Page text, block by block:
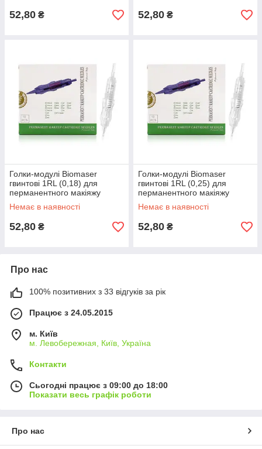
52,80 ₴ 52,80 ₴
Голки-модулі Biomaser
гвинтові 1RL (0,18) для
перманентного макіяжу
Немає в наявності
52,80 ₴
Голки-модулі Biomaser
гвинтові 1RL (0,25) для
перманентного макіяжу
Немає в наявності
52,80 ₴
Про нас
100% позитивних з 33 відгуків за рік
Працює з 24.05.2015
м. Київ
м. Левобережная, Київ, Україна
Контакти
Сьогодні працює з 09:00 до 18:00
Показати весь графік роботи
Про нас